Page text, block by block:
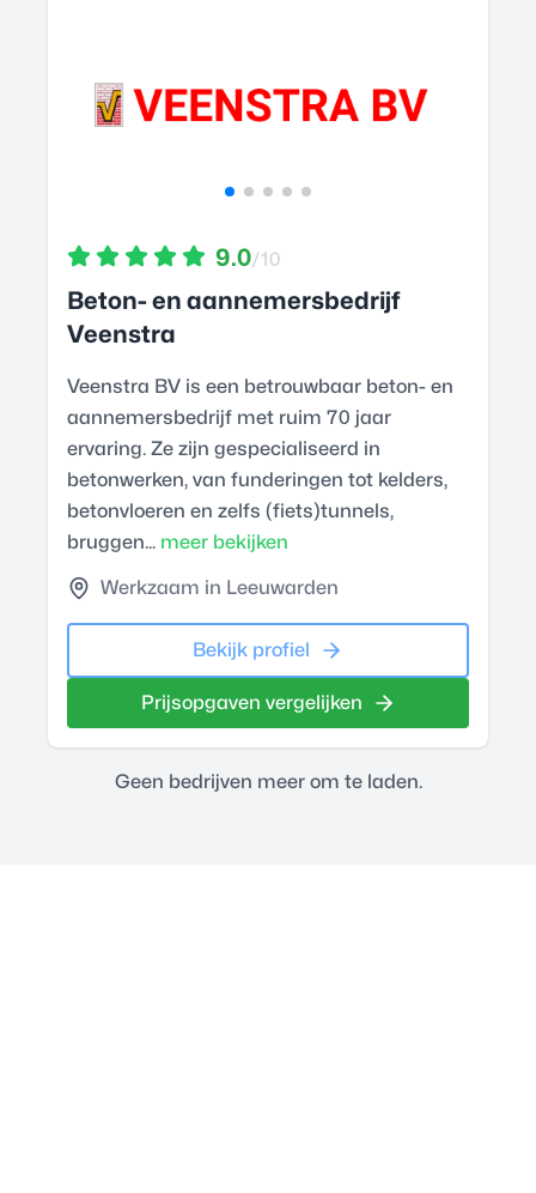
9.0/10
Beton- en aannemersbedrijf
Veenstra
Veenstra BV is een betrouwbaar beton- en
aannemersbedrijf met ruim 70 jaar
ervaring. Ze zijn gespecialiseerd in
betonwerken, van funderingen tot kelders,
betonvloeren en zelfs (fiets)tunnels,
bruggen... meer bekijken
Werkzaam in Leeuwarden
Bekijk profiel
Prijsopgaven vergelijken
Geen bedrijven meer om te laden.